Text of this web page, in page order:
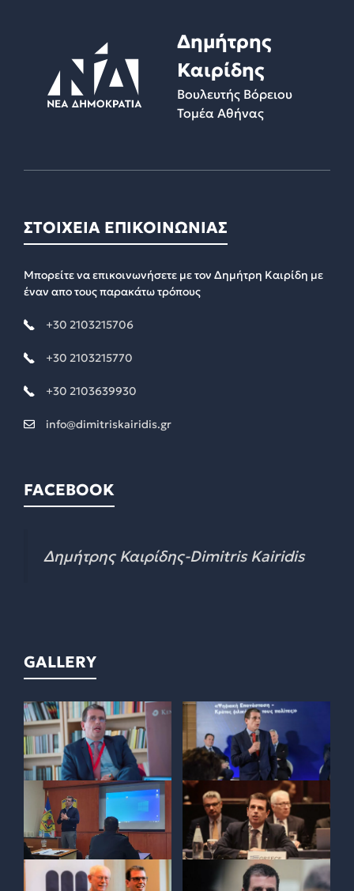
Δημήτρης
Καιρίδης
Βουλευτής Βόρειου
Τομέα Αθήνας
ΣΤΟΙΧΕΙΑ ΕΠΙΚΟΙΝΩΝΙΑΣ
Μπορείτε να επικοινωνήσετε με τον Δημήτρη Καιρίδη με
έναν απο τους παρακάτω τρόπους
+30 2103215706
+30 2103215770
+30 2103639930
info@dimitriskairidis.gr
FACEBOOK
Δημήτρης Καιρίδης-Dimitris Kairidis
GALLERY